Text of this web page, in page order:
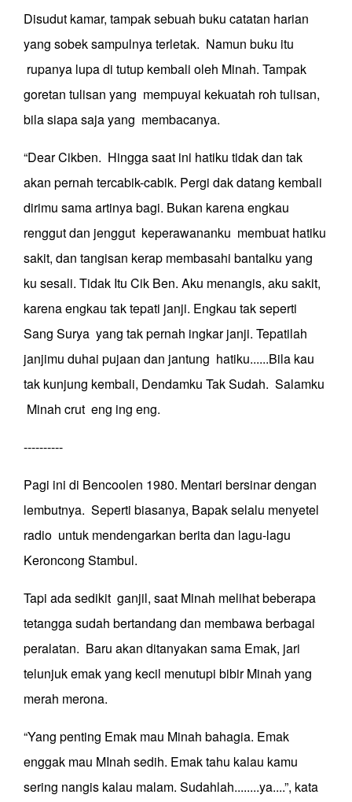
Disudut kamar, tampak sebuah buku catatan harian
yang sobek sampulnya terletak. Namun buku itu
rupanya lupa di tutup kembali oleh Minah. Tampak
goretan tulisan yang mempuyai kekuatah roh tulisan,
bila siapa saja yang membacanya.
“Dear Cikben. Hingga saat ini hatiku tidak dan tak
akan pernah tercabik-cabik. Pergi dak datang kembali
dirimu sama artinya bagi. Bukan karena engkau
renggut dan jenggut keperawananku membuat hatiku
sakit, dan tangisan kerap membasahi bantalku yang
ku sesali. Tidak Itu Cik Ben. Aku menangis, aku sakit,
karena engkau tak tepati janji. Engkau tak seperti
Sang Surya yang tak pernah ingkar janji. Tepatilah
janjimu duhai pujaan dan jantung hatiku......Bila kau
tak kunjung kembali, Dendamku Tak Sudah. Salamku
Minah crut eng ing eng.
----------
Pagi ini di Bencoolen 1980. Mentari bersinar dengan
lembutnya. Seperti biasanya, Bapak selalu menyetel
radio untuk mendengarkan berita dan lagu-lagu
Keroncong Stambul.
Tapi ada sedikit ganjil, saat Minah melihat beberapa
tetangga sudah bertandang dan membawa berbagai
peralatan. Baru akan ditanyakan sama Emak, jari
telunjuk emak yang kecil menutupi bibir Minah yang
merah merona.
“Yang penting Emak mau Minah bahagia. Emak
enggak mau MInah sedih. Emak tahu kalau kamu
sering nangis kalau malam. Sudahlah........ya....”, kata